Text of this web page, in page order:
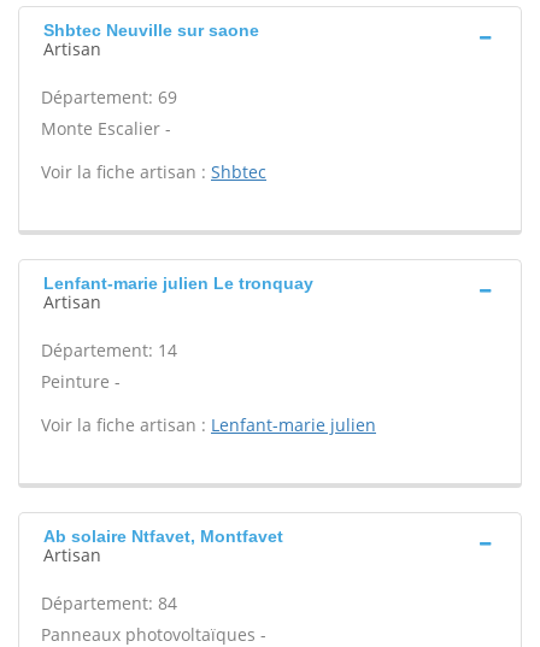
Shbtec Neuville sur saone
Artisan
Département: 69
Monte Escalier -
Voir la fiche artisan : Shbtec
Lenfant-marie julien Le tronquay
Artisan
Département: 14
Peinture -
Voir la fiche artisan : Lenfant-marie julien
Ab solaire Ntfavet, Montfavet
Artisan
Département: 84
Panneaux photovoltaïques -